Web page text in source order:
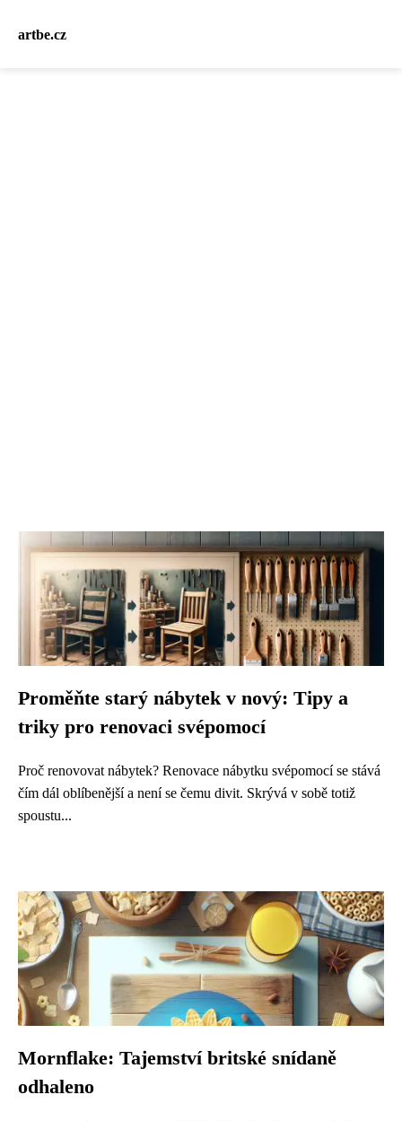
artbe.cz
Proměňte starý nábytek v nový: Tipy a
triky pro renovaci svépomocí
Proč renovovat nábytek? Renovace nábytku svépomocí se stává
čím dál oblíbenější a není se čemu divit. Skrývá v sobě totiž
spoustu...
Mornflake: Tajemství britské snídaně
odhaleno